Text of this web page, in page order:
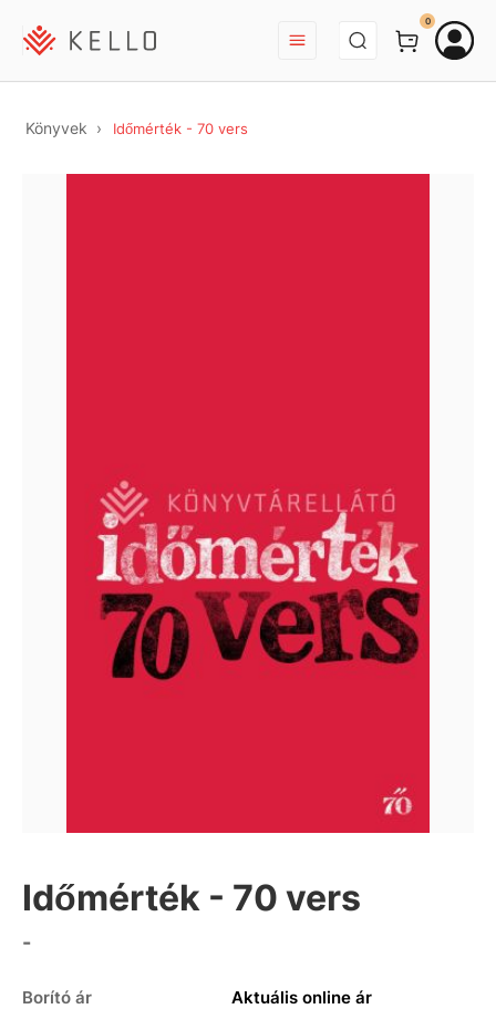
BEJELENTKEZÉS
0
Könyvek Időmérték - 70 vers
Időmérték - 70 vers
-
Borító ár Aktuális online ár